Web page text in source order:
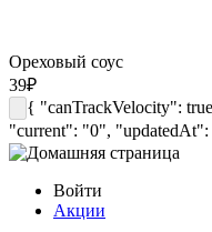
Ореховый соус
39₽
{ "canTrackVelocity":
"current": "0",
Войти
Акции